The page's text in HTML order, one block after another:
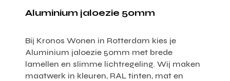
Aluminium jaloezie 50mm
Bij Kronos Wonen in Rotterdam kies je
Aluminium jaloezie 50mm met brede
lamellen en slimme lichtregeling. Wij maken
maatwerk in kleuren, RAL tinten, mat en